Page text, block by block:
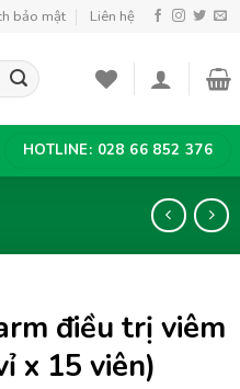
bảo mật Liên hệ
HOTLINE: 028 66 852 376
điều trị viêm
x 15 viên)